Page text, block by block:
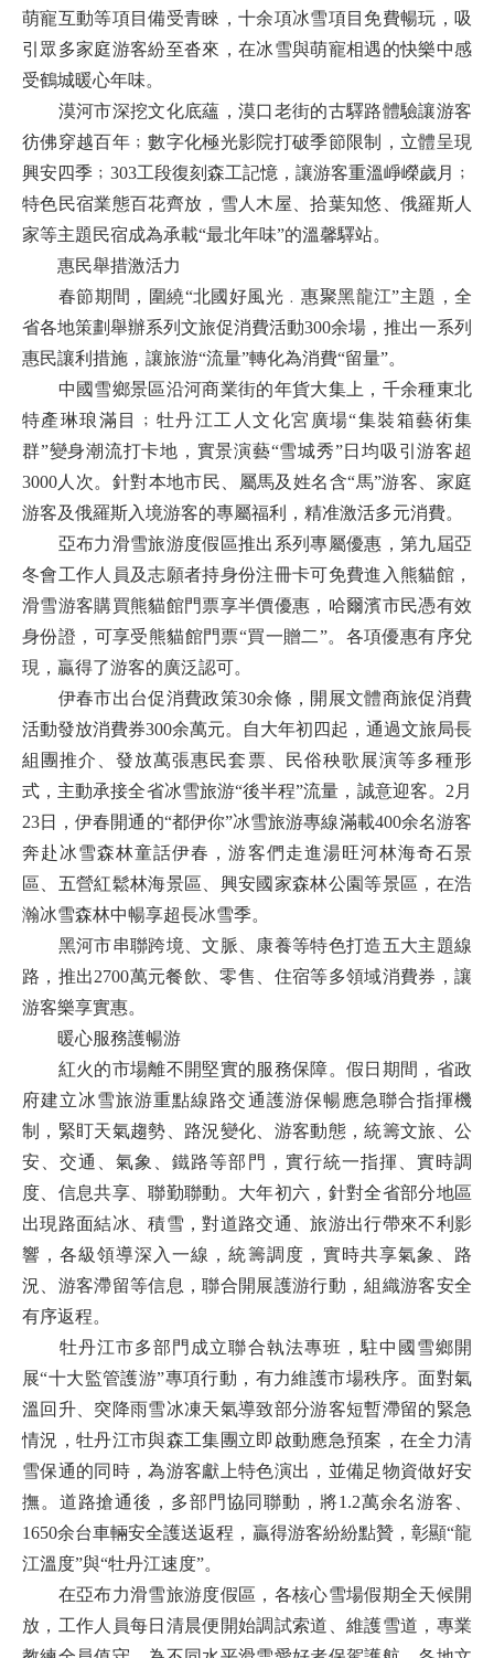
萌寵互動等項目備受青睞，十余項冰雪項目免費暢玩，吸
引眾多家庭游客紛至沓來，在冰雪與萌寵相遇的快樂中感
受鶴城暖心年味。
漠河市深挖文化底蘊，漠口老街的古驛路體驗讓游客
彷佛穿越百年﹔數字化極光影院打破季節限制，立體呈現
興安四季﹔303工段復刻森工記憶，讓游客重溫崢嶸歲月﹔
特色民宿業態百花齊放，雪人木屋、拾葉知悠、俄羅斯人
家等主題民宿成為承載“最北年味”的溫馨驛站。
惠民舉措激活力
春節期間，圍繞“北國好風光﹒惠聚黑龍江”主題，全
省各地策劃舉辦系列文旅促消費活動300余場，推出一系列
惠民讓利措施，讓旅游“流量”轉化為消費“留量”。
中國雪鄉景區沿河商業街的年貨大集上，千余種東北
特產琳琅滿目﹔牡丹江工人文化宮廣場“集裝箱藝術集
群”變身潮流打卡地，實景演藝“雪城秀”日均吸引游客超
3000人次。針對本地市民、屬馬及姓名含“馬”游客、家庭
游客及俄羅斯入境游客的專屬福利，精准激活多元消費。
亞布力滑雪旅游度假區推出系列專屬優惠，第九屆亞
冬會工作人員及志願者持身份注冊卡可免費進入熊貓館，
滑雪游客購買熊貓館門票享半價優惠，哈爾濱市民憑有效
身份證，可享受熊貓館門票“買一贈二”。各項優惠有序兌
現，贏得了游客的廣泛認可。
伊春市出台促消費政策30余條，開展文體商旅促消費
活動發放消費券300余萬元。自大年初四起，通過文旅局長
組團推介、發放萬張惠民套票、民俗秧歌展演等多種形
式，主動承接全省冰雪旅游“後半程”流量，誠意迎客。2月
23日，伊春開通的“都伊你”冰雪旅游專線滿載400余名游客
奔赴冰雪森林童話伊春，游客們走進湯旺河林海奇石景
區、五營紅鬆林海景區、興安國家森林公園等景區，在浩
瀚冰雪森林中暢享超長冰雪季。
黑河市串聯跨境、文脈、康養等特色打造五大主題線
路，推出2700萬元餐飲、零售、住宿等多領域消費券，讓
游客樂享實惠。
暖心服務護暢游
紅火的市場離不開堅實的服務保障。假日期間，省政
府建立冰雪旅游重點線路交通護游保暢應急聯合指揮機
制，緊盯天氣趨勢、路況變化、游客動態，統籌文旅、公
安、交通、氣象、鐵路等部門，實行統一指揮、實時調
度、信息共享、聯勤聯動。大年初六，針對全省部分地區
出現路面結冰、積雪，對道路交通、旅游出行帶來不利影
響，各級領導深入一線，統籌調度，實時共享氣象、路
況、游客滯留等信息，聯合開展護游行動，組織游客安全
有序返程。
牡丹江市多部門成立聯合執法專班，駐中國雪鄉開
展“十大監管護游”專項行動，有力維護市場秩序。面對氣
溫回升、突降雨雪冰凍天氣導致部分游客短暫滯留的緊急
情況，牡丹江市與森工集團立即啟動應急預案，在全力清
雪保通的同時，為游客獻上特色演出，並備足物資做好安
撫。道路搶通後，多部門協同聯動，將1.2萬余名游客、
1650余台車輛安全護送返程，贏得游客紛紛點贊，彰顯“龍
江溫度”與“牡丹江速度”。
在亞布力滑雪旅游度假區，各核心雪場假期全天候開
放，工作人員每日清晨便開始調試索道、維護雪道，專業